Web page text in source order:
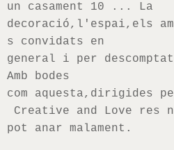
un casament 10 ... La
decoració,l' espai,els
s convidats en
general i per
Amb bodes
com aquesta,dirigides
Creative
and Love res
pot anar malament.